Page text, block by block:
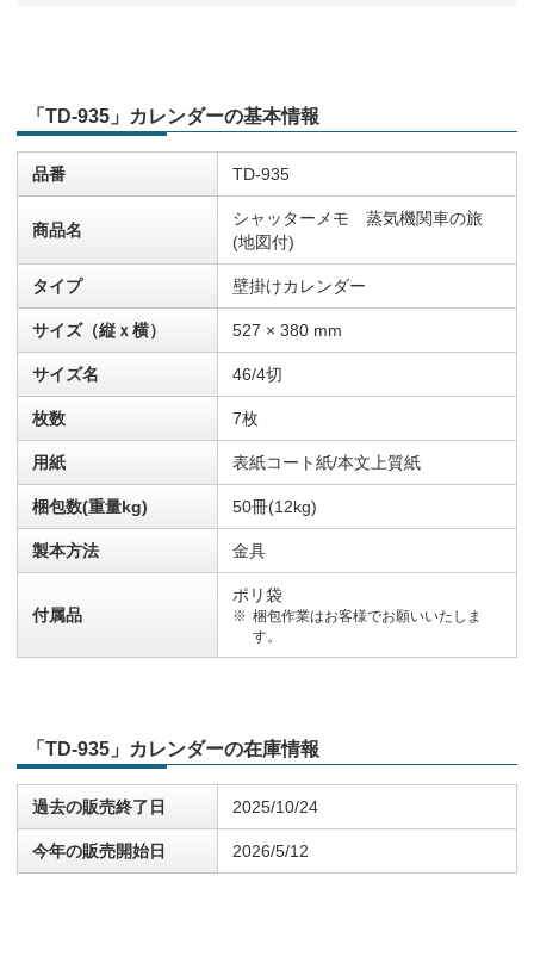
「TD-935」カレンダーの基本情報
品番 TD-935
商品名
シャッターメモ 蒸気機関車の旅
(地図付)
タイプ 壁掛けカレンダー
サイズ（縦ｘ横） 527 × 380 mm
サイズ名 46/4切
枚数 7枚
用紙 表紙コート紙/本文上質紙
梱包数(重量kg) 50冊(12kg)
製本方法 金具
付属品
ポリ袋
梱包作業はお客様でお願いいたしま
す。
「TD-935」カレンダーの在庫情報
過去の販売終了日 2025/10/24
今年の販売開始日 2026/5/12